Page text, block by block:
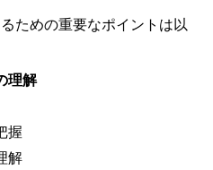
ための重要なポイントは以
理解
握
解